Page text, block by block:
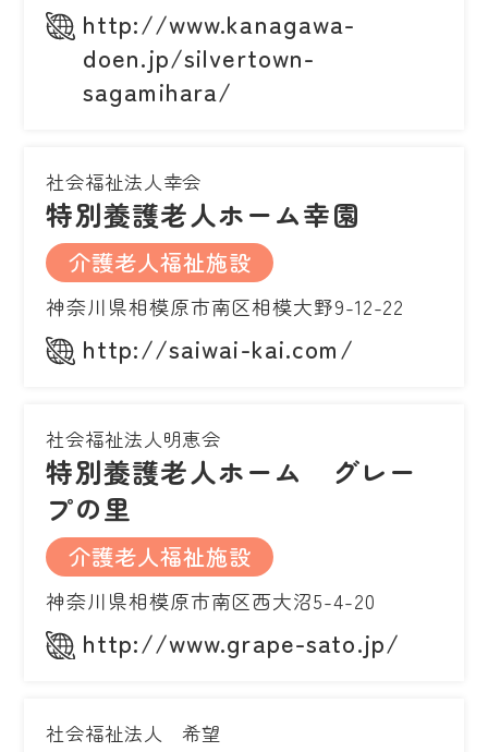
http://www.kanagawa-
doen.jp/silvertown-
sagamihara/
社会福祉法人幸会
特別養護老人ホーム幸園
介護老人福祉施設
神奈川県相模原市南区相模大野9-12-22
http://saiwai-kai.com/
社会福祉法人明恵会
特別養護老人ホーム グレー
プの里
介護老人福祉施設
神奈川県相模原市南区西大沼5-4-20
http://www.grape-sato.jp/
社会福祉法人 希望